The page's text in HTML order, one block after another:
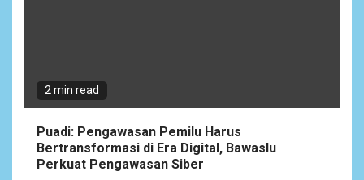
2 min read
Puadi: Pengawasan Pemilu Harus
Bertransformasi di Era Digital, Bawaslu
Perkuat Pengawasan Siber